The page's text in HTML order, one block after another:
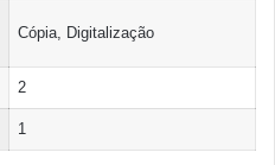
Cópia, Digitalização
2
1